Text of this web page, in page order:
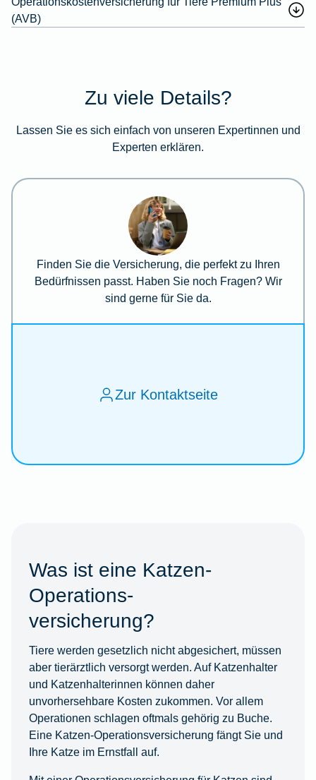
(AVB)
Zu viele Details?
Lassen Sie es sich einfach von unseren Expertinnen und
Experten erklären.
Finden Sie die Versicherung, die perfekt zu Ihren
Bedürfnissen passt. Haben Sie noch Fragen? Wir
sind gerne für Sie da.
Zur Kontaktseite
Was ist eine Katzen-
Operations-
versicherung?
Tiere werden gesetzlich nicht abgesichert, müssen
aber tierärztlich versorgt werden. Auf Katzenhalter
und Katzenhalterinnen können daher
unvorhersehbare Kosten zukommen. Vor allem
Operationen schlagen oftmals gehörig zu Buche.
Eine Katzen-Operationsversicherung fängt Sie und
Ihre Katze im Ernstfall auf.